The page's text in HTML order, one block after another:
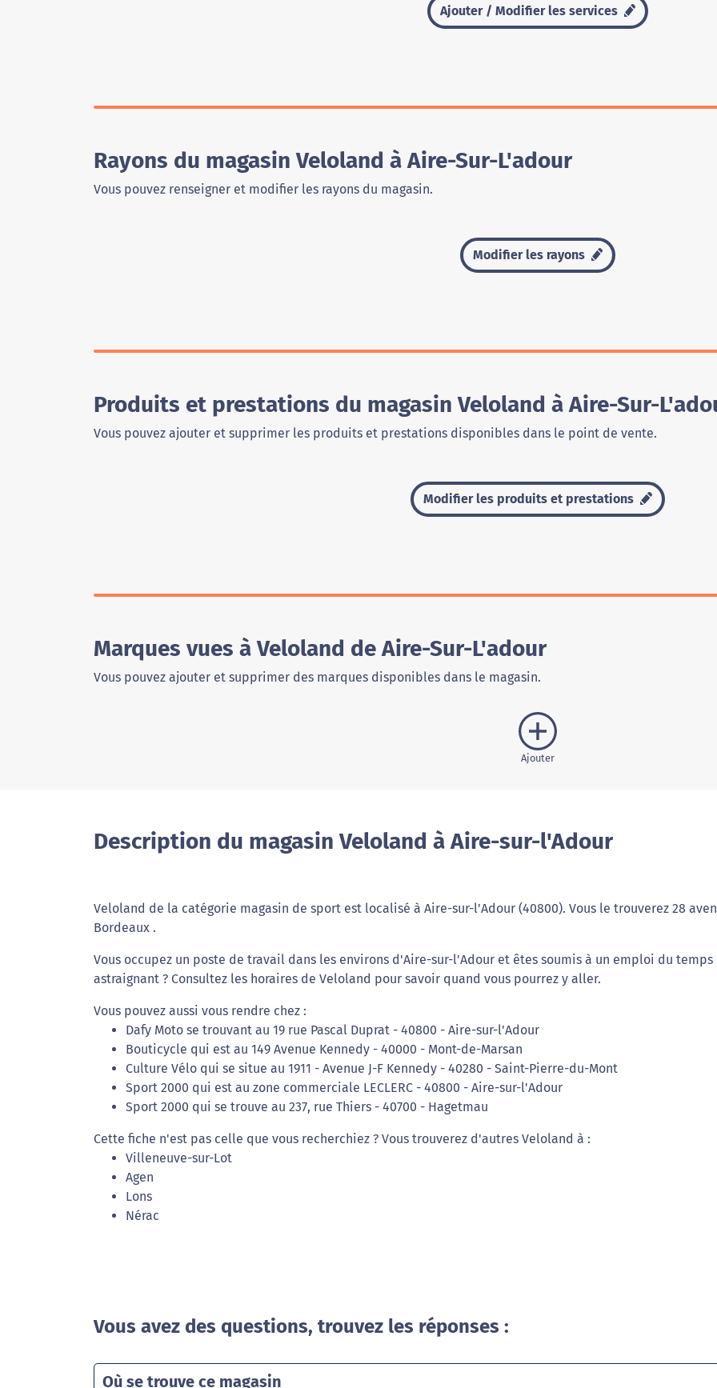
Ajouter / Modifier les services
Rayons du magasin Veloland à Aire-Sur-L'adour
Vous pouvez renseigner et modifier les rayons du magasin.
Modifier les rayons
Produits et prestations du magasin Veloland à Aire-Sur-
Vous pouvez ajouter et supprimer les produits et prestations disponibles dans le point de vente.
Modifier les produits et prestations
Marques vues à Veloland de Aire-Sur-L'adour
Vous pouvez ajouter et supprimer des marques disponibles dans le magasin.
Ajouter
Description du magasin Veloland à Aire-sur-l'Adour
Veloland de la catégorie magasin de sport est localisé à Aire-sur-l'Adour (40800). Vous le trouverez 28
Bordeaux .
Vous occupez un poste de travail dans les environs d'Aire-sur-l'Adour et êtes soumis à un emploi du temps
astraignant ? Consultez les horaires de Veloland pour savoir quand vous pourrez y aller.
Vous pouvez aussi vous rendre chez :
Dafy Moto se trouvant au 19 rue Pascal Duprat - 40800 - Aire-sur-l'Adour
Bouticycle qui est au 149 Avenue Kennedy - 40000 - Mont-de-Marsan
Culture Vélo qui se situe au 1911 - Avenue J-F Kennedy - 40280 - Saint-Pierre-du-Mont
Sport 2000 qui est au zone commerciale LECLERC - 40800 - Aire-sur-l'Adour
Sport 2000 qui se trouve au 237, rue Thiers - 40700 - Hagetmau
Cette fiche n'est pas celle que vous recherchiez ? Vous trouverez d'autres Veloland à :
Villeneuve-sur-Lot
Agen
Lons
Nérac
Vous avez des questions, trouvez les réponses :
Où se trouve ce magasin